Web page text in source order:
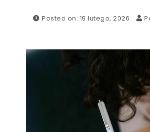
Posted on: 19 lutego, 2026